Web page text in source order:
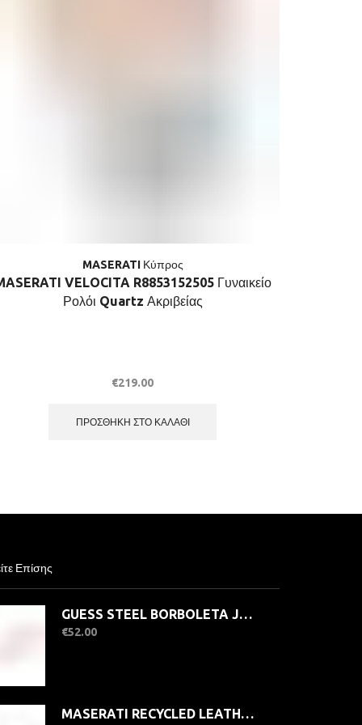
MASERATI Κύπρος
VELOCITA R8853152505 Γυναικείο
Ρολόι Quartz Ακριβείας
€219.00
ΠΡΟΣΘΉΚΗ ΣΤΟ ΚΑΛΆΘΙ
Επίσης
GUESS STEEL BORBOLETA JUBB06133JWYGFCT/U Βραχιόλι Ροζ Με Χρυσή Πεταλούδα
€52.00
MASERATI RECYCLED LEATHER JM525AVE34 Βραχιόλι Ανδρικό Μαύρο Δερμάτινο